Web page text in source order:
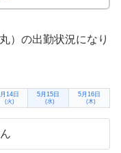
）の出勤状況になり
14日
(火)
5月15日
(水)
5月16日
(木)